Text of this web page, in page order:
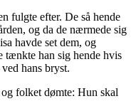
fulgte efter. De så hende
og da de nærmede sig
havde set dem, og
tænkte han sig hende hvis
hans bryst.
folket dømte: Hun skal